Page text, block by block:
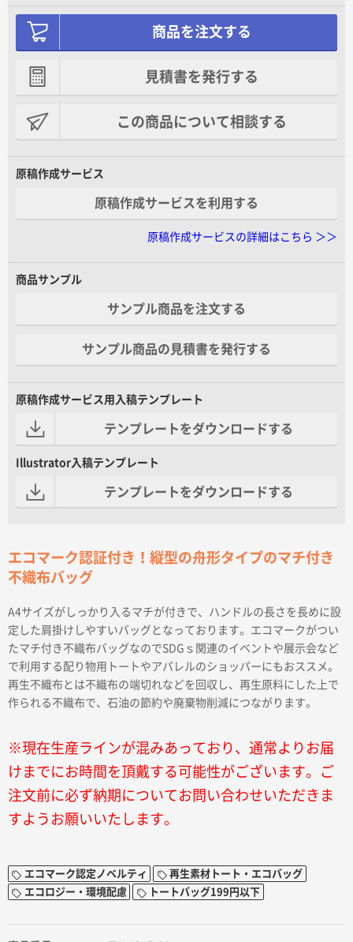
商品を注文する
見積書を発行する
この商品について相談する
原稿作成サービス
原稿作成サービスを利用する
原稿作成サービスの詳細はこちら ＞＞
商品サンプル
サンプル商品を注文する
サンプル商品の見積書を発行する
原稿作成サービス用入稿テンプレート
テンプレートをダウンロードする
Illustrator入稿テンプレート
テンプレートをダウンロードする
エコマーク認証付き！縦型の舟形タイプのマチ付き
不織布バッグ
A4サイズがしっかり入るマチが付きで、ハンドルの長さを長めに設
定した肩掛けしやすいバッグとなっております。エコマークがつい
たマチ付き不織布バッグなのでSDGｓ関連のイベントや展示会など
で利用する配り物用トートやアパレルのショッパーにもおススメ。
再生不織布とは不織布の端切れなどを回収し、再生原料にした上で
作られる不織布で、石油の節約や廃棄物削減につながります。
※現在生産ラインが混みあっており、通常よりお届
けまでにお時間を頂戴する可能性がございます。ご
注文前に必ず納期についてお問い合わせいただきま
すようお願いいたします。
エコマーク認定ノベルティ
再生素材トート・エコバッグ
エコロジー・環境配慮
トートバッグ199円以下